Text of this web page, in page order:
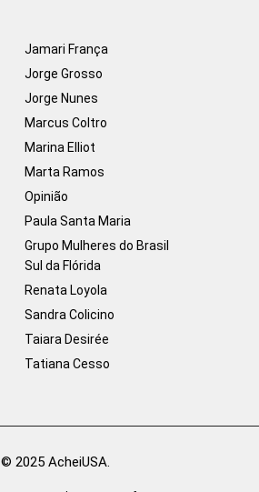
Jamari França
Jorge Grosso
Jorge Nunes
Marcus Coltro
Marina Elliot
Marta Ramos
Opinião
Paula Santa Maria
Grupo Mulheres do Brasil
Sul da Flórida
Renata Loyola
Sandra Colicino
Taiara Desirée
Tatiana Cesso
© 2025 AcheiUSA.